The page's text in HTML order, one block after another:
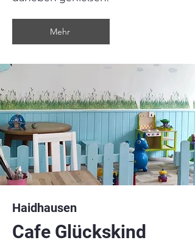
Mehr
Haidhausen
Cafe Glückskind